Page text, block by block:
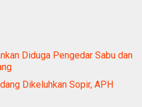
Diduga Pengedar Sabu dan
Dikeluhkan Sopir, APH